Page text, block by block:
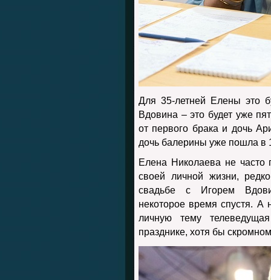
Для 35-летней Елены это
Вдовина – это будет уже
от первого брака и дочь
дочь балерины уже пошла в
Елена Николаева не часто
своей личной жизни,
свадьбе с Игорем
некоторое время спустя. А
личную тему
празднике, хотя бы